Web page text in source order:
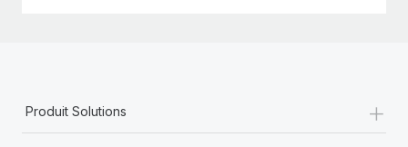
Produit Solutions +